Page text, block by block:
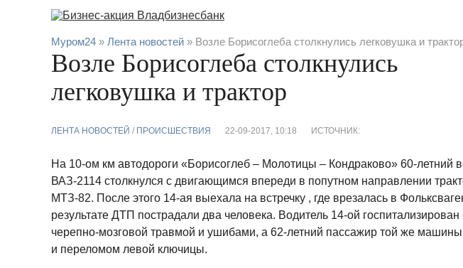
Муром24 » Лента новостей » Возле Борисоглеба столкнулись легковушка и
Возле Борисоглеба столкнулись
легковушка и трактор
ЛЕНТА НОВОСТЕЙ / ПРОИСШЕСТВИЯ 22-09-2017, 10:18 ИСТОЧНИК:
На 10-ом км автодороги «Борисоглеб – Молотицы – Кондраково» 60-летний
ВАЗ-2114 столкнулся с двигающимся впереди в попутном направлении
МТЗ-82. После этого 14-ая выехала на встречку , где врезалась в
результате ДТП пострадали два человека. Водитель 14-ой госпитализирован
черепно-мозговой травмой и ушибами, а 62-летний пассажир той же
и переломом левой ключицы.